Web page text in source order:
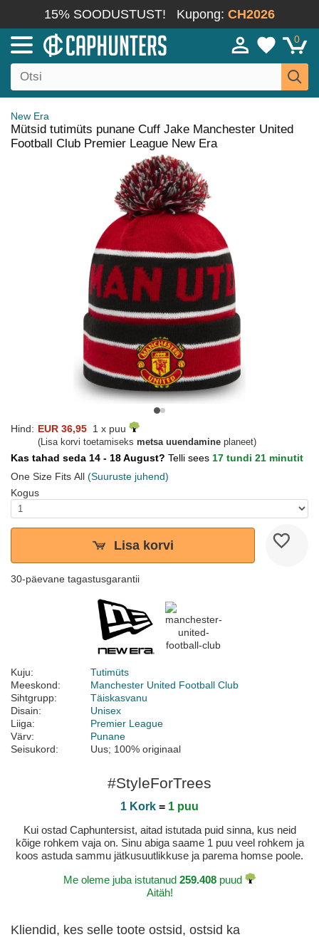
15% SOODUSTUST! Kupong: CH2026
0
New Era
Mütsid tutimüts punane Cuff Jake Manchester United
Football Club Premier League New Era
Hind: EUR 36,95 1 x puu
(Lisa korvi toetamiseks metsa uuendamine planeet)
Kas tahad seda 14 - 18 August? Telli sees 17 tundi 21 minutit
One Size Fits All (Suuruste juhend)
Kogus
Lisa korvi
30-päevane tagastusgarantii
Kuju:
Tutimüts
Meeskond:
Manchester United Football Club
Sihtgrupp:
Täiskasvanu
Disain:
Unisex
Liiga:
Premier League
Värv:
Punane
Seisukord:
Uus; 100% originaal
#StyleForTrees
1 Kork = 1 puu
Kui ostad Caphuntersist, aitad istutada puid sinna, kus neid
kõige rohkem vaja on. Sinu abiga saame 1 puu veel rohkem ja
koos astuda sammu jätkusuutlikkuse ja parema homse poole.
Me oleme juba istutanud 259.408 puud
Aitäh!
Kliendid, kes selle toote ostsid, ostsid ka